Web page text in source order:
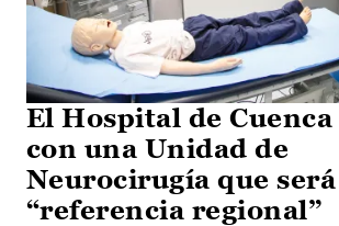
El Hospital de
con una Unidad de
Neurocirugía que será
“referencia regional”